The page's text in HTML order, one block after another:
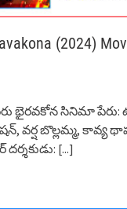
(2024)
భైరవకోన సినిమా పేరు:
వర్ష బొల్లమ్మ, కావ్య
[...]